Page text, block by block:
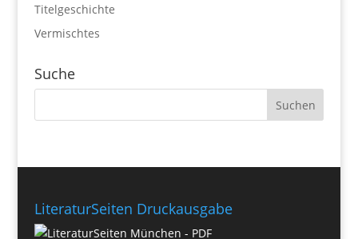
Titelgeschichte
Vermischtes
Suche
LiteraturSeiten Druckausgabe